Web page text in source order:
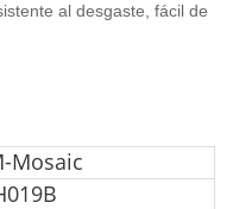
al desgaste, fácil de
Mosaic